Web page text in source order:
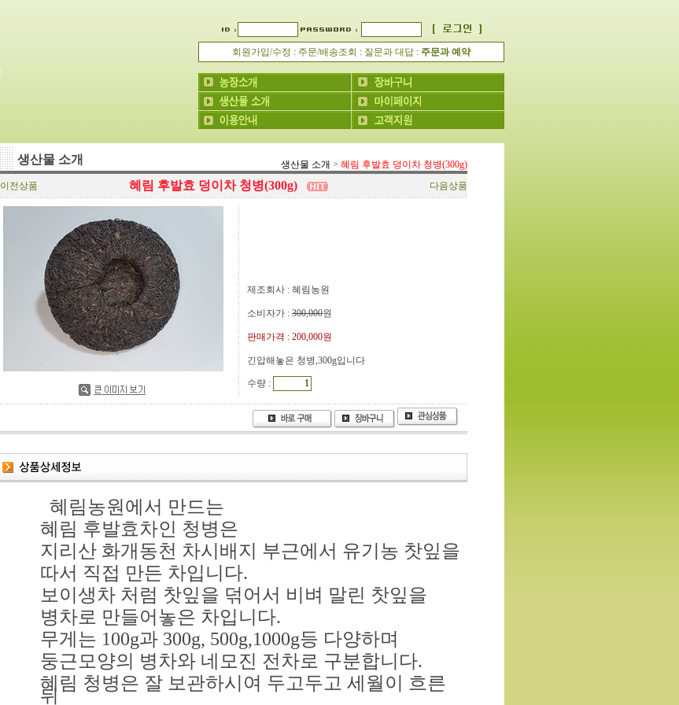
회원가입/수정 : 주문/배송조회 : 질문과 대답 : 주문과 예약
생산물 소개 생산물 소개 > 혜림 후발효 덩이차 청병(300g)
이전상품
혜림 후발효 덩이차 청병(300g) 다음상품
제조회사 : 혜림농원
소비자가 : 300,000원
판매가격 : 200,000원
긴압해놓은 청병,300g입니다
수량 :
혜림농원에서 만드는
혜림 후발효차인 청병은
지리산 화개동천 차시배지 부근에서 유기농 찻잎을
따서 직접 만든 차입니다.
보이생차 처럼 찻잎을 덖어서 비벼 말린 찻잎을
병차로 만들어놓은 차입니다.
무게는 100g과 300g, 500g,1000g등 다양하며
둥근모양의 병차와 네모진 전차로 구분합니다.
혜림 청병은 잘 보관하시여 두고두고 세월이 흐른
뒤